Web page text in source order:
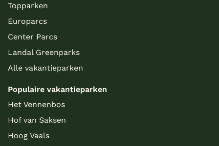
Topparken
Europarcs
Center Parcs
Landal Greenparks
Alle vakantieparken
Populaire vakantieparken
Het Vennenbos
Hof van Saksen
Hoog Vaals